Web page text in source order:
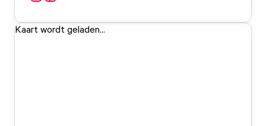
Kaart wordt geladen...